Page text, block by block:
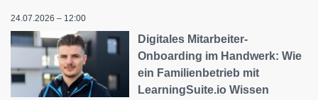
24.07.2026 – 12:00
Digitales Mitarbeiter-
Onboarding im Handwerk: Wie
ein Familienbetrieb mit
LearningSuite.io Wissen